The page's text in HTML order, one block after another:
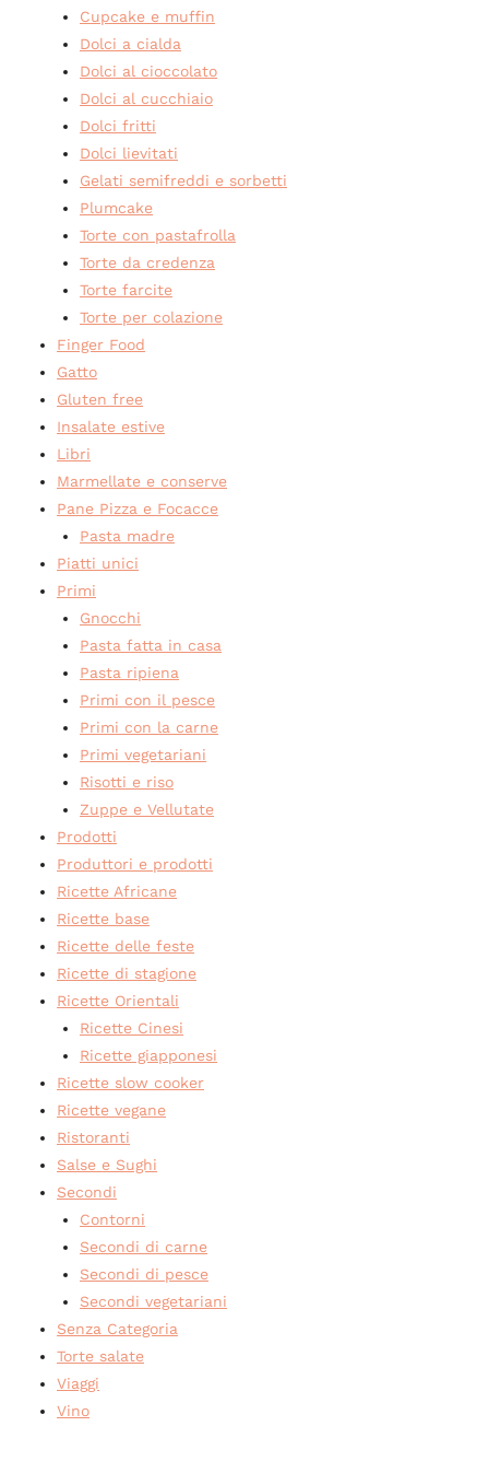
Cupcake e muffin
Dolci a cialda
Dolci al cioccolato
Dolci al cucchiaio
Dolci fritti
Dolci lievitati
Gelati semifreddi e sorbetti
Plumcake
Torte con pastafrolla
Torte da credenza
Torte farcite
Torte per colazione
Finger Food
Gatto
Gluten free
Insalate estive
Libri
Marmellate e conserve
Pane Pizza e Focacce
Pasta madre
Piatti unici
Primi
Gnocchi
Pasta fatta in casa
Pasta ripiena
Primi con il pesce
Primi con la carne
Primi vegetariani
Risotti e riso
Zuppe e Vellutate
Prodotti
Produttori e prodotti
Ricette Africane
Ricette base
Ricette delle feste
Ricette di stagione
Ricette Orientali
Ricette Cinesi
Ricette giapponesi
Ricette slow cooker
Ricette vegane
Ristoranti
Salse e Sughi
Secondi
Contorni
Secondi di carne
Secondi di pesce
Secondi vegetariani
Senza Categoria
Torte salate
Viaggi
Vino